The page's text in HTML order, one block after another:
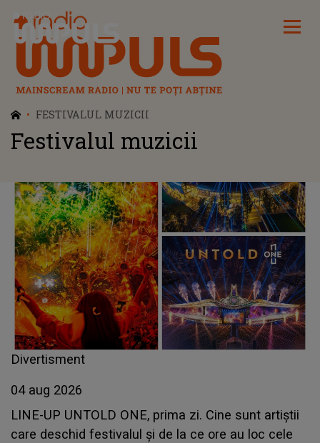
Radio Impuls
FESTIVALUL MUZICII
Festivalul muzicii
Divertisment
04 aug 2026
LINE-UP UNTOLD ONE, prima zi. Cine sunt artiștii
care deschid festivalul și de la ce ore au loc cele